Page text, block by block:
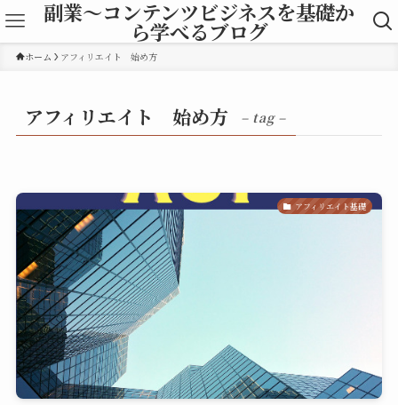
副業～コンテンツビジネスを基礎か
ら学べるブログ
ホーム アフィリエイト 始め方
アフィリエイト 始め方 – tag –
アフィリエイト基礎